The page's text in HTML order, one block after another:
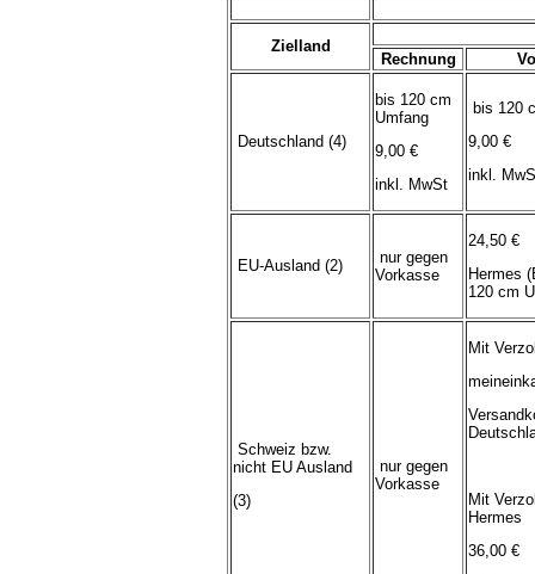
Zielland
Rechnung
Deutschland (4)
bis 120 cm
Umfang
9,00 €
inkl. MwSt
bis 120
9,00 €
inkl.
EU-Ausland (2)
nur gegen
Vorkasse
24,50 €
Hermes
120 cm
Schweiz bzw.
nicht EU Ausland
(3)
nur gegen
Vorkasse
Mit
Mit
Hermes
36,00 €